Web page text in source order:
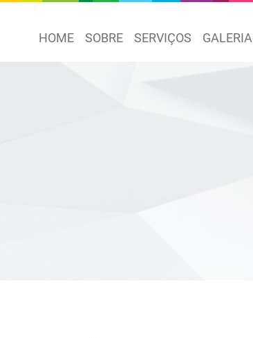
HOME SOBRE SERVIÇOS GALERIA